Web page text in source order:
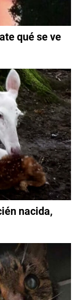
qué se ve
nacida,